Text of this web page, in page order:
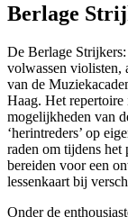
Berlage
De Berlage
volwassen violisten,
van de
Haag. Het
mogelijkheden van
‘herintreders’ op
raden om tijdens
bereiden voor een
lessenkaart bij
Onder de